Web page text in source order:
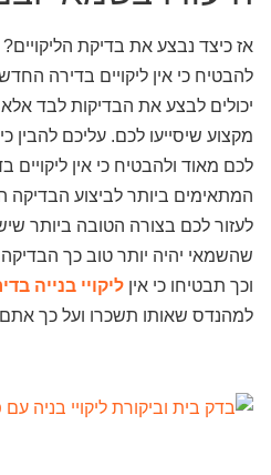
אז כיצד נבצע את בדיקת
להבטיח כי אין ליקויים בדירה
יכולים לבצע את הבדיקות לבד
מקצוע שיסייעו לכם. עליכם להבין
לכם מאוד ולהבטיח כי אין ליקויים
המתאימים ביותר לביצוע הבדיקה
לעזור לכם בצורה הטובה ביותר
שהשמאי יהיה יותר טוב כך
וכך תבטיחו כי אין ליקויי בנייה
למהנדס שאותו תשכרו ועל כך